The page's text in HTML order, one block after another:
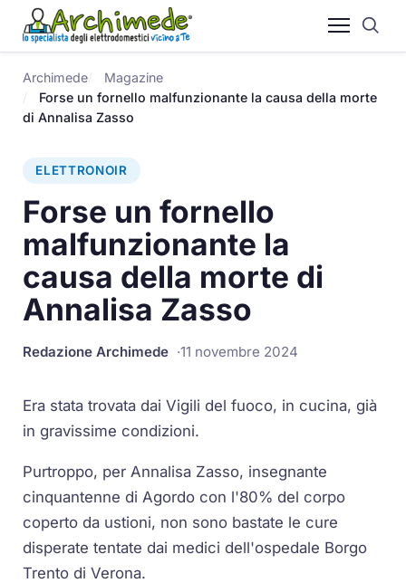
Archimede
Magazine
Forse un fornello malfunzionante la causa della morte
di Annalisa Zasso
ELETTRONOIR
Forse un fornello
malfunzionante la
causa della morte di
Annalisa Zasso
Redazione Archimede 11 novembre 2024
Era stata trovata dai Vigili del fuoco, in cucina, già
in gravissime condizioni.
Purtroppo, per Annalisa Zasso, insegnante
cinquantenne di Agordo con l'80% del corpo
coperto da ustioni, non sono bastate le cure
disperate tentate dai medici dell'ospedale Borgo
Trento di Verona.